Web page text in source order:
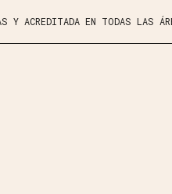
ACREDITADA EN TODAS LAS